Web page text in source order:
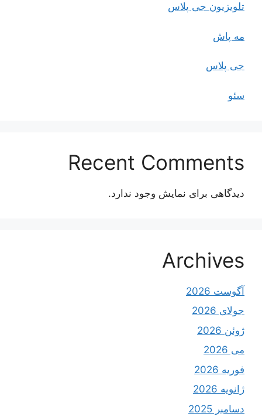
تلویزیون جی پلاس
مه پاش
جی پلاس
سئو
Recent Comments
دیدگاهی برای نمایش وجود ندارد.
Archives
آگوست 2026
جولای 2026
ژوئن 2026
می 2026
فوریه 2026
ژانویه 2026
دسامبر 2025